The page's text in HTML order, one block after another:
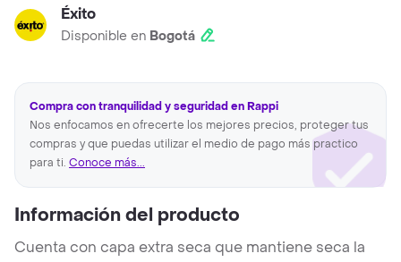
Éxito
Disponible en Bogotá
Compra con tranquilidad y seguridad en Rappi
Nos enfocamos en ofrecerte los mejores precios, proteger tus
compras y que puedas utilizar el medio de pago más practico
para ti. Conoce más...
Información del producto
Cuenta con capa extra seca que mantiene seca la